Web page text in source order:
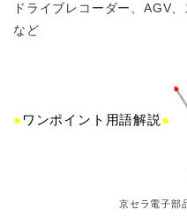
ドライブレコーダー、AGV
など
● ワンポイント用語解説●
京セラ電子部